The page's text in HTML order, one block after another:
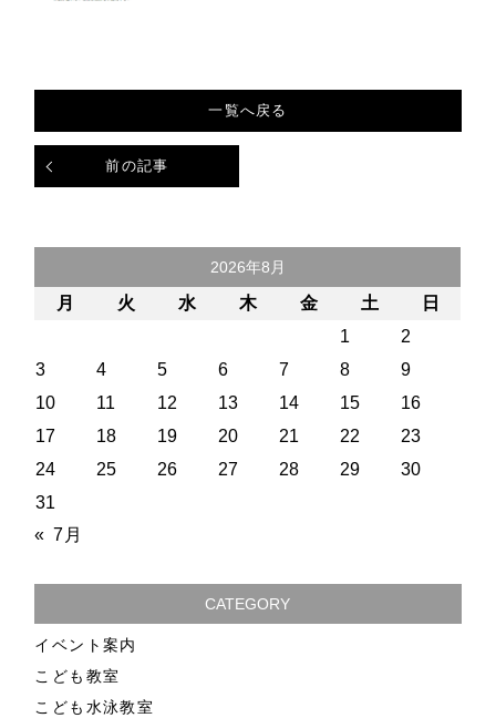
前の記事
一覧へ戻る
2026年8月
月 火 水 木 金 土
日
1
2
3
4 5 6 7 8
9
10
11 12 13 14 15
16
17
18 19 20 21 22
23
24
25 26 27 28 29
30
31
« 7月
CATEGORY
イベント案内
こども教室
こども水泳教室